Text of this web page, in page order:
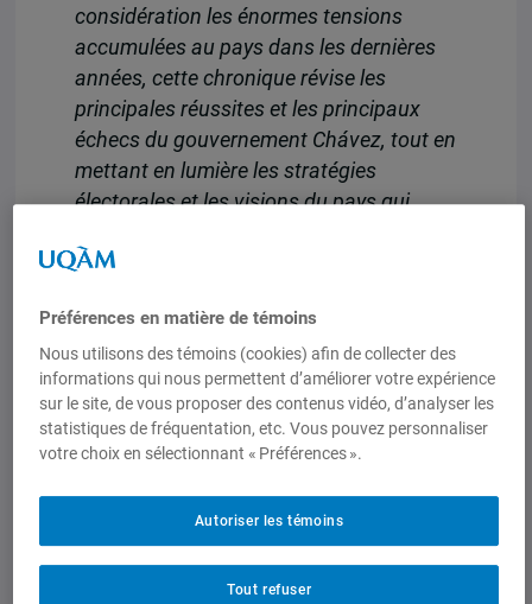
considération les énormes tensions
accumulées au pays dans les dernières
années, cette chronique révise les
principales réussites et les principaux
échecs du gouvernement Chávez, tout en
mettant en lumière les stratégies
électorales et les visions du pays qui
qui polarisent les intentions de voix.
conséquences que les différents
résultats pourraient entraîner pour
l’avenir du Venezuela, ainsi que pour
d’autres pays de la région.
Resumen
Las
elecciones presidenciales que se
Venezuela, constituyen un nuevo
capítulo en la lucha política que
mantienen partidarios y opositores de la
Préférences en matière de témoins
Nous utilisons des témoins (cookies) afin de collecter des
informations qui nous permettent d’améliorer votre expérience
sur le site, de vous proposer des contenus vidéo, d’analyser les
statistiques de fréquentation, etc. Vous pouvez personnaliser
votre choix en sélectionnant « Préférences ».
Tout refuser
Autoriser les témoins